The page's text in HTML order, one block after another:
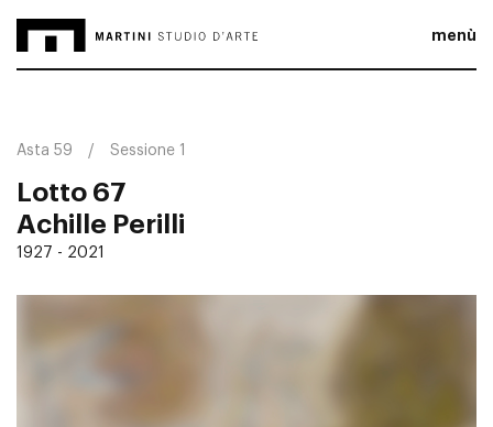
menù
Asta 59 Sessione 1
Lotto 67
Achille Perilli
1927 - 2021